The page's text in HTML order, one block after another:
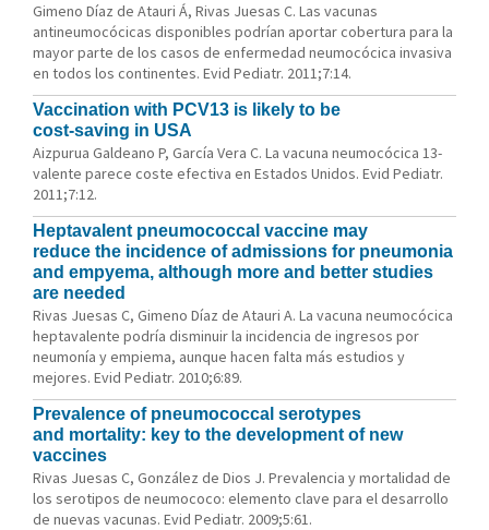
Gimeno Díaz de Atauri Á, Rivas Juesas C. Las vacunas
antineumocócicas disponibles podrían aportar cobertura para la
mayor parte de los casos de enfermedad neumocócica invasiva
en todos los continentes. Evid Pediatr. 2011;7:14.
Vaccination with PCV13 is likely to be
cost-saving in USA
Aizpurua Galdeano P, García Vera C. La vacuna neumocócica 13-
valente parece coste efectiva en Estados Unidos. Evid Pediatr.
2011;7:12.
Heptavalent pneumococcal vaccine may
reduce the incidence of admissions for pneumonia
and empyema, although more and better studies
are needed
Rivas Juesas C, Gimeno Díaz de Atauri A. La vacuna neumocócica
heptavalente podría disminuir la incidencia de ingresos por
neumonía y empiema, aunque hacen falta más estudios y
mejores. Evid Pediatr. 2010;6:89.
Prevalence of pneumococcal serotypes
and mortality: key to the development of new
vaccines
Rivas Juesas C, González de Dios J. Prevalencia y mortalidad de
los serotipos de neumococo: elemento clave para el desarrollo
de nuevas vacunas. Evid Pediatr. 2009;5:61.